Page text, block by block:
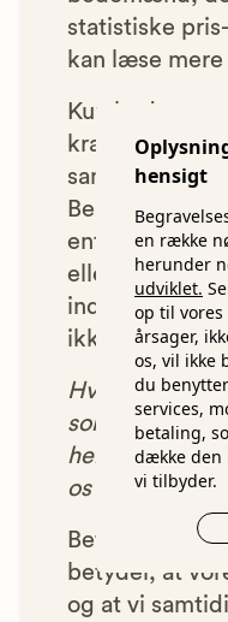
hensigt
en række
herunder
udviklet.
op til
årsager,
os, vil ikke
du
services,
betaling,
dække den
vi tilbyder.
statistiske
kan læse
Kun
kravene har
samarbejde
enten ikke
eller som af
indgået et
ikke blive vist i
Hver gang du
som vi har
henvist dig til,
os et beløb for
Betalingen for
betyder, at
og at vi